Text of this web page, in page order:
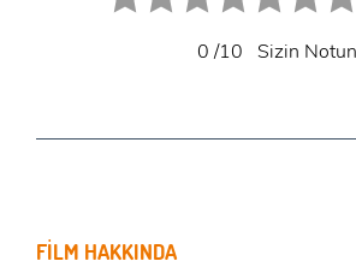
0/10 Sizin
FİLM HAKKINDA